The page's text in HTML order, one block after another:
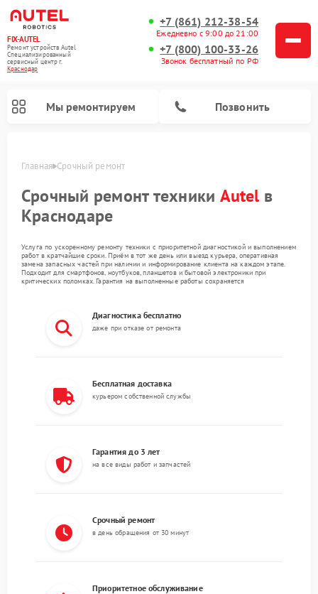
FIX-AUTEL
Ремонт устройств Autel
Специализированный
cервисный центр г.
Краснодар
+7 (861) 212-38-54
Ежедневно с 9:00 до 21:00
+7 (800) 100-33-26
Звонок бесплатный по РФ
Мы ремонтируем Позвонить
Главная Срочный ремонт
Срочный ремонт техники Autel в
Краснодаре
Услуга по ускоренному ремонту техники с приоритетной диагностикой и выполнением
работ в кратчайшие сроки. Приём в тот же день или выезд курьера, оперативная
замена запасных частей при наличии и информирование клиента на каждом этапе.
Подходит для смартфонов, ноутбуков, планшетов и бытовой электроники при
критических поломках. Гарантия на выполненные работы сохраняется
Диагностика бесплатно
даже при отказе от ремонта
Бесплатная доставка
курьером собственной службы
Гарантия до 3 лет
на все виды работ и запчастей
Срочный ремонт
в день обращения от 30 минут
Приоритетное обслуживание